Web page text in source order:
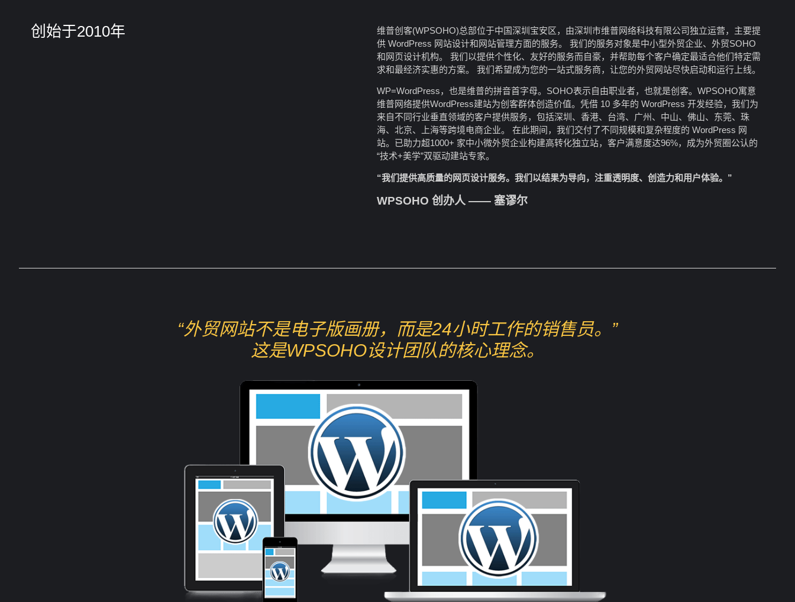
创始于2010年
维普创客(WPSOHO)总部位于中国深圳宝安区，由深圳市维普网络科技有限公司独立运营，主要提
供 WordPress 网站设计和网站管理方面的服务。 我们的服务对象是中小型外贸企业、外贸SOHO
和网页设计机构。 我们以提供个性化、友好的服务而自豪，并帮助每个客户确定最适合他们特定需
求和最经济实惠的方案。 我们希望成为您的一站式服务商，让您的外贸网站尽快启动和运行上线。
WP=WordPress，也是维普的拼音首字母。SOHO表示自由职业者，也就是创客。WPSOHO寓意
维普网络提供WordPress建站为创客群体创造价值。凭借 10 多年的 WordPress 开发经验，我们为
来自不同行业垂直领域的客户提供服务，包括深圳、香港、台湾、广州、中山、佛山、东莞、珠
海、北京、上海等跨境电商企业。 在此期间，我们交付了不同规模和复杂程度的 WordPress 网
站。已助力超1000+ 家中小微外贸企业构建高转化独立站，客户满意度达96%，成为外贸圈公认的
“技术+美学”双驱动建站专家。
“我们提供高质量的网页设计服务。我们以结果为导向，注重透明度、创造力和用户体验。”
WPSOHO 创办人 —— 塞谬尔
“外贸网站不是电子版画册，而是24小时工作的销售员。”
这是WPSOHO设计团队的核心理念。